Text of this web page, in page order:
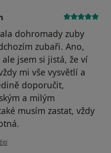
dohromady zuby
zubaři. Ano,
jsem si jistá, že ví
mi vše vysvětlí a
doporučit,
a milým
musím zastat, vždy
Váš účet byl odstraněn